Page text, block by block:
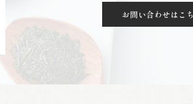
お問い合わせはこ